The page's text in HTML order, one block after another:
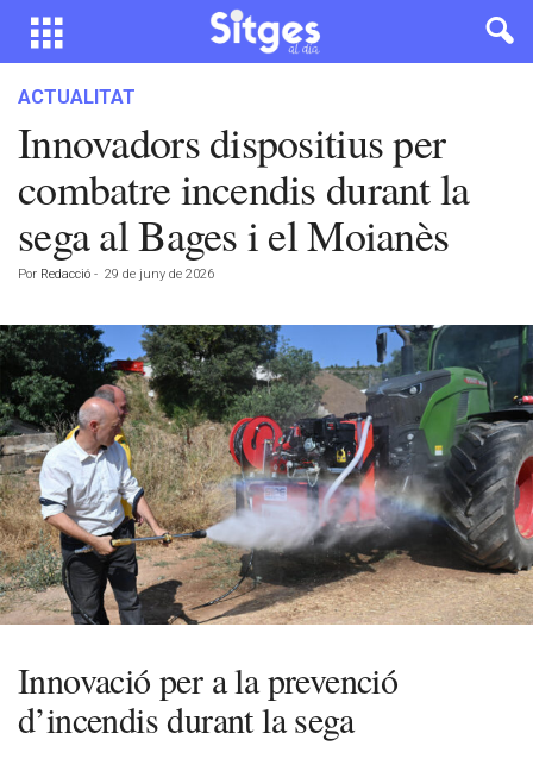
ACTUALITAT
Innovadors dispositius per
combatre incendis durant la
sega al Bages i el Moianès
Por Redacció - 29 de juny de 2026
Innovació per a la prevenció
d’incendis durant la sega